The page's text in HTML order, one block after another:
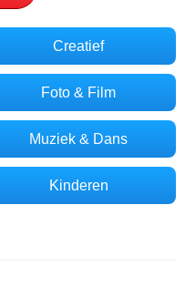
Creatief
Foto & Film
Muziek & Dans
Kinderen